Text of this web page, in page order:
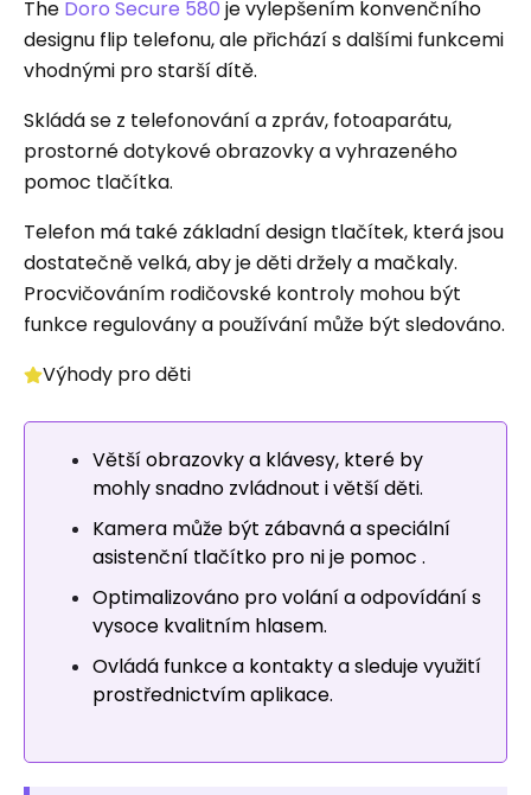
The Doro Secure 580 je vylepšením konvenčního
designu flip telefonu, ale přichází s dalšími funkcemi
vhodnými pro starší dítě.
Skládá se z telefonování a zpráv, fotoaparátu,
prostorné dotykové obrazovky a vyhrazeného
pomoc tlačítka.
Telefon má také základní design tlačítek, která jsou
dostatečně velká, aby je děti držely a mačkaly.
Procvičováním rodičovské kontroly mohou být
funkce regulovány a používání může být sledováno.
Výhody pro děti
Větší obrazovky a klávesy, které by
mohly snadno zvládnout i větší děti.
Kamera může být zábavná a speciální
asistenční tlačítko pro ni je pomoc .
Optimalizováno pro volání a odpovídání s
vysoce kvalitním hlasem.
Ovládá funkce a kontakty a sleduje využití
prostřednictvím aplikace.